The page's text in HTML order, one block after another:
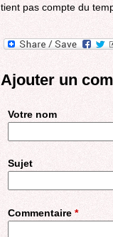
tient pas compte du
Ajouter un
Votre nom
Sujet
Commentaire *